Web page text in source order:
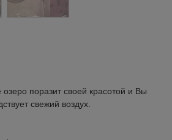
поразит своей красотой и Вы
свежий воздух.